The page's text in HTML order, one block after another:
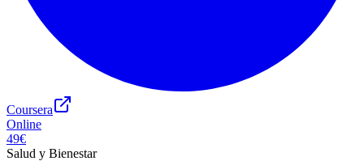
Coursera
Online
49€
Salud y Bienestar